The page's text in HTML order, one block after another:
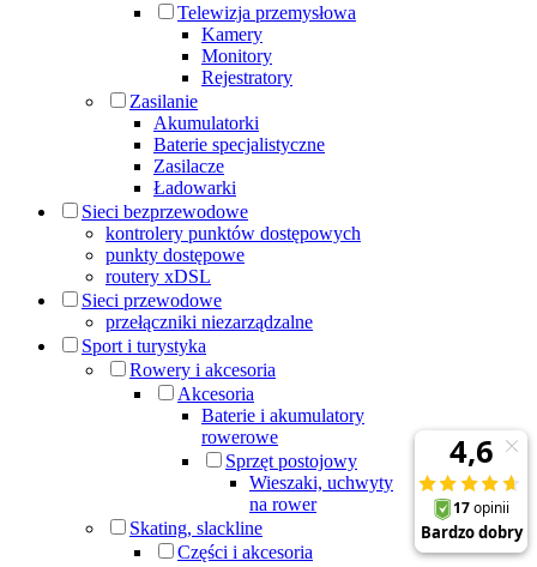
Telewizja przemysłowa
Kamery
Monitory
Rejestratory
Zasilanie
Akumulatorki
Baterie specjalistyczne
Zasilacze
Ładowarki
Sieci bezprzewodowe
kontrolery punktów dostępowych
punkty dostępowe
routery xDSL
Sieci przewodowe
przełączniki niezarządzalne
Sport i turystyka
Rowery i akcesoria
Akcesoria
Baterie i akumulatory
rowerowe
Sprzęt postojowy
Wieszaki, uchwyty
na rower
Skating, slackline
Części i akcesoria